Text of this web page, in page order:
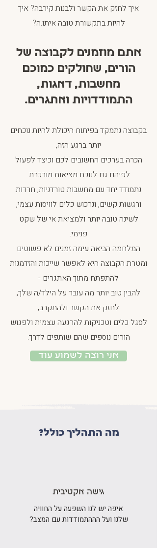
איך לחזק את הקשר ולבנות קירבה? איך
להיות בתקשורת טובה איתו.ה?
אתם מוזמנים לקבוצה של
הורים, שחולקים כמוכם
מחשבות, דאגות,
התמודדויות ואתגרים.
בקבוצה נתמקד בפיתוח היכולת להיות נוכחים
יותר ברגע הזה,
הכרה בערכים החשובים לכם וכיצד לפעול
לפיהם גם לנוכח מציאות מורכבת.
נתמודד יחד עם מחשבות טורדניות, חרדות
ורגשות קשים, ונרכוש כלים לוויסות עצמי,
לשינה טובה יותר ולמציאת אי של שקט
פנימי.
המלחמה הביאה עימה זמנים לא פשוטים
ומטרת הקבוצה היא לאפשר שייכות והזדמנות
להתפתח מתוך האתגרים -
להבין טוב יותר מה עובר על הילד/ה שלך,
לחזק את הקשר ולהתקרב,
לסגל כלים וטכניקות להרגעה עצמית ולפגוש
הורים נוספים שהם שותפים לדרך.
אני רוצה לשמוע עוד
מה התהליך כולל?
גישה אקטיבית
איפה יש לנו השפעה על החוויה
שלנו ועל הההתמודדות עם המצב?